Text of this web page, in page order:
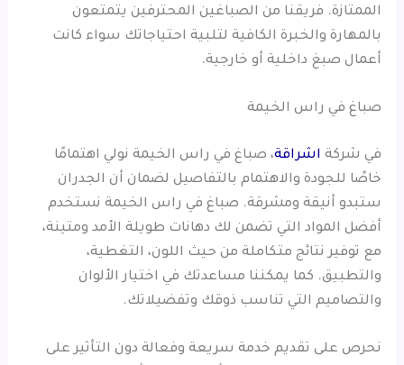
الممتازة. فريقنا من الصباغين المحترفين يتمتعون
بالمهارة والخبرة الكافية لتلبية احتياجاتك سواء كانت
أعمال صبغ داخلية أو خارجية.
صباغ في راس الخيمة
في شركة اشراقة، صباغ في راس الخيمة نولي اهتمامًا
خاصًا للجودة والاهتمام بالتفاصيل لضمان أن الجدران
ستبدو أنيقة ومشرقة. صباغ في راس الخيمة نستخدم
أفضل المواد التي تضمن لك دهانات طويلة الأمد ومتينة،
مع توفير نتائج متكاملة من حيث اللون، التغطية،
والتطبيق. كما يمكننا مساعدتك في اختيار الألوان
والتصاميم التي تناسب ذوقك وتفضيلاتك.
نحرص على تقديم خدمة سريعة وفعالة دون التأثير على